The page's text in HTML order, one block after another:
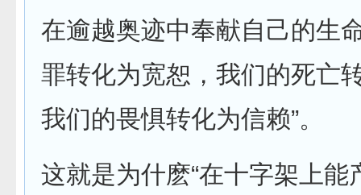
在逾越奥迹中奉献自己的生
罪转化为宽恕，我们的死亡
我们的畏惧转化为信赖”。
这就是为什麽“在十字架上能